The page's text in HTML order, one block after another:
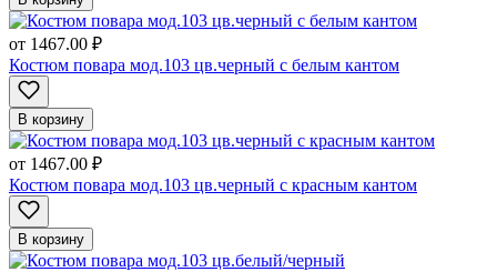
от 1467.00 ₽
Костюм повара мод.103 цв.черный с белым кантом
В корзину
от 1467.00 ₽
Костюм повара мод.103 цв.черный с красным кантом
В корзину